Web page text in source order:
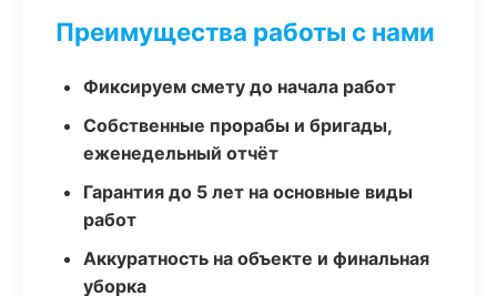
Преимущества работы с нами
Фиксируем смету до начала работ
Собственные прорабы и бригады,
еженедельный отчёт
Гарантия до 5 лет на основные виды
работ
Аккуратность на объекте и финальная
уборка